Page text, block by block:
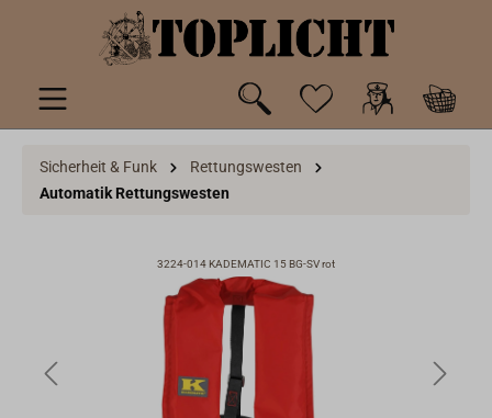
springen
Sicherheit & Funk
Rettungswesten
Automatik Rettungswesten
3224-014 KADEMATIC 15 BG-SV rot